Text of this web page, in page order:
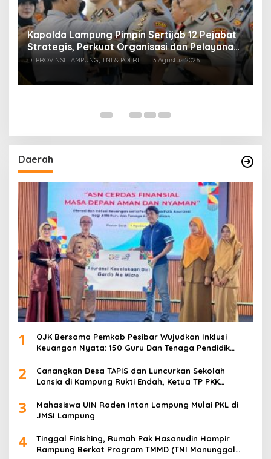
Kapolda Lampung Pimpin Sertijab 12 Pejabat
Strategis, Perkuat Organisasi dan Pelayanan
Polri Presisi
Di PROVINSI LAMPUNG, TNI & POLRI | 3 Agustus 2026
Daerah
1
OJK Bersama Pemkab Pesibar Wujudkan Inklusi
Keuangan Nyata: 150 Guru Dan Tenaga Pendidik
2
Canangkan Desa TAPIS dan Luncurkan Sekolah
Lansia di Kampung Rukti Endah, Ketua TP PKK
Desa
3
Mahasiswa UIN Raden Intan Lampung Mulai PKL di
JMSI Lampung
4
Tinggal Finishing, Rumah Pak Hasanudin Hampir
Rampung Berkat Program TMMD (TNI Manunggal